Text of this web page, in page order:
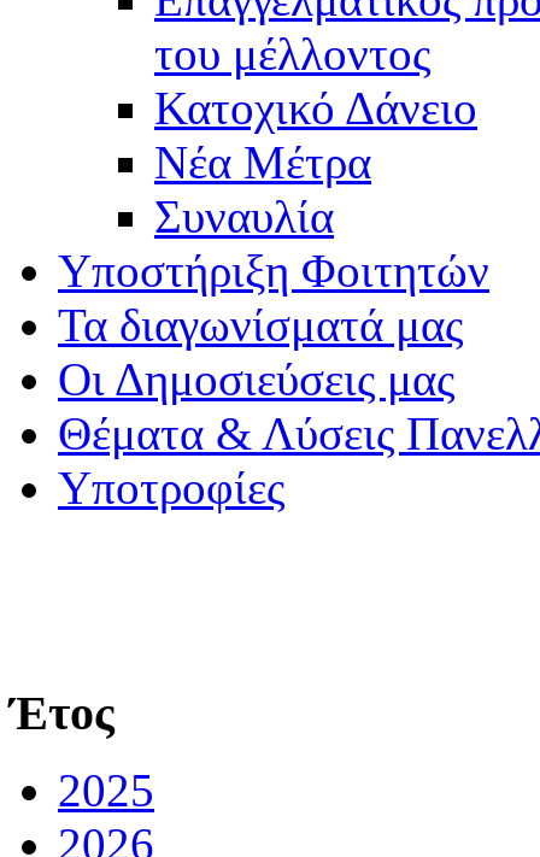
του μέλλοντος
Κατοχικό Δάνειο
Νέα Μέτρα
Συναυλία
Υποστήριξη Φοιτητών
Τα διαγωνίσματά μας
Οι Δημοσιεύσεις μας
Θέματα & Λύσεις
Υποτροφίες
Έτος
2025
2026